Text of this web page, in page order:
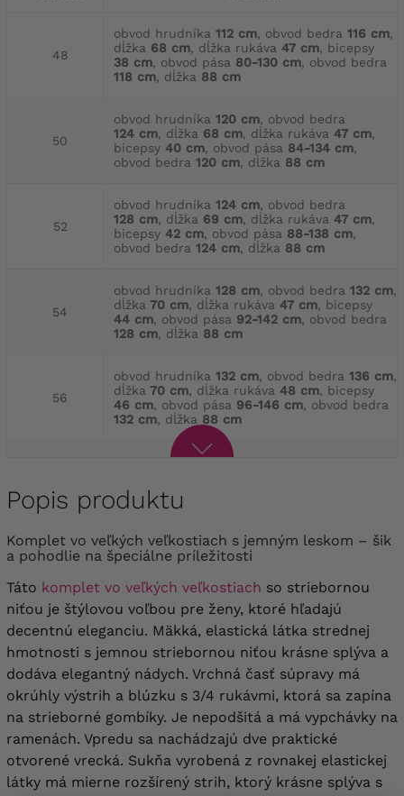
48
obvod hrudníka 112 cm, obvod bedra 116 cm,
dĺžka 68 cm, dĺžka rukáva 47 cm, bicepsy
38 cm, obvod pása 80-130 cm, obvod bedra
118 cm, dĺžka 88 cm
50
obvod hrudníka 120 cm, obvod bedra
124 cm, dĺžka 68 cm, dĺžka rukáva 47 cm,
bicepsy 40 cm, obvod pása 84-134 cm,
obvod bedra 120 cm, dĺžka 88 cm
52
obvod hrudníka 124 cm, obvod bedra
128 cm, dĺžka 69 cm, dĺžka rukáva 47 cm,
bicepsy 42 cm, obvod pása 88-138 cm,
obvod bedra 124 cm, dĺžka 88 cm
54
obvod hrudníka 128 cm, obvod bedra 132 cm,
dĺžka 70 cm, dĺžka rukáva 47 cm, bicepsy
44 cm, obvod pása 92-142 cm, obvod bedra
128 cm, dĺžka 88 cm
56
obvod hrudníka 132 cm, obvod bedra 136 cm,
dĺžka 70 cm, dĺžka rukáva 48 cm, bicepsy
46 cm, obvod pása 96-146 cm, obvod bedra
132 cm, dĺžka 88 cm
obvod hrudníka 136 cm
bicepsy
obvod bedra
obvod hrudníka 140 cm , obvod bedra
144 cm , dĺžka 71 cm, dĺžka rukáva
obvod bedra 140 cm, dĺžka 88 cm
62
obvod hrudníka 144 cm, obvod bedra
148 cm, dĺžka 71 cm , dĺžka rukáva 49 cm,
bicepsy 50 cm, obvod pása 108-158 cm
obvod bedra 144 cm , dĺžka 88 cm
64
obvod hrudníka 148 cm, obvod bedra
152 cm
, dĺžka 72 cm , dĺžka rukáva 50 cm
bicepsy 52 cm, obvod pása 110-160 cm
obvod bedra 148 cm , dĺžka 88 cm
Popis produktu
komplet vo veľkých veľkostiach s jemným leskom – šik
a pohodlie na špeciálne príležitosti
Táto komplet vo veľkých veľkostiach so striebornou
niťou je štýlovou voľbou pre ženy, ktoré hľadajú
decentnú eleganciu. Mäkká, elastická látka strednej
hmotnosti s jemnou striebornou niťou krásne splýva a
dodáva elegantný nádych. Vrchná časť súpravy má
okrúhly výstrih a blúzku s 3/4 rukávmi, ktorá sa zapína
na strieborné gombíky. Je nepodšitá a má vypchávky na
ramenách. Vpredu sa nachádzajú dve praktické
otvorené vrecká. Sukňa vyrobená z rovnakej elastickej
látky má mierne rozšírený strih, ktorý krásne splýva s